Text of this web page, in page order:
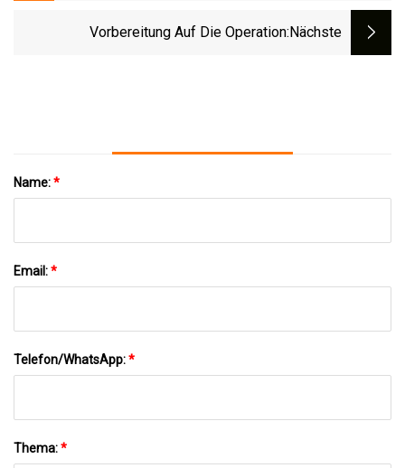
Vorbereitung Auf Die Operation:nächste
Name:*
Email:*
Telefon/WhatsApp:*
Thema:*